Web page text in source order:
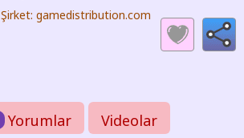
Şirket: gamedistribution.com
Yorumlar Videolar